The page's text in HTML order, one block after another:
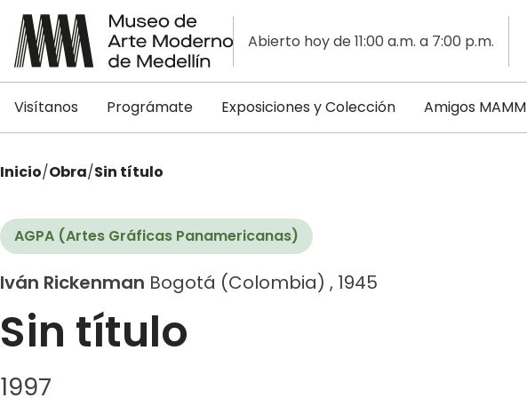
Abierto hoy de 11:00 a.m. a 7:00 p.m.
Visítanos Prográmate Exposiciones y Colección Amigos MAMM
Inicio/Obra/Sin título
AGPA (Artes Gráficas Panamericanas)
Iván Rickenman Bogotá (Colombia) , 1945
Sin título
1997